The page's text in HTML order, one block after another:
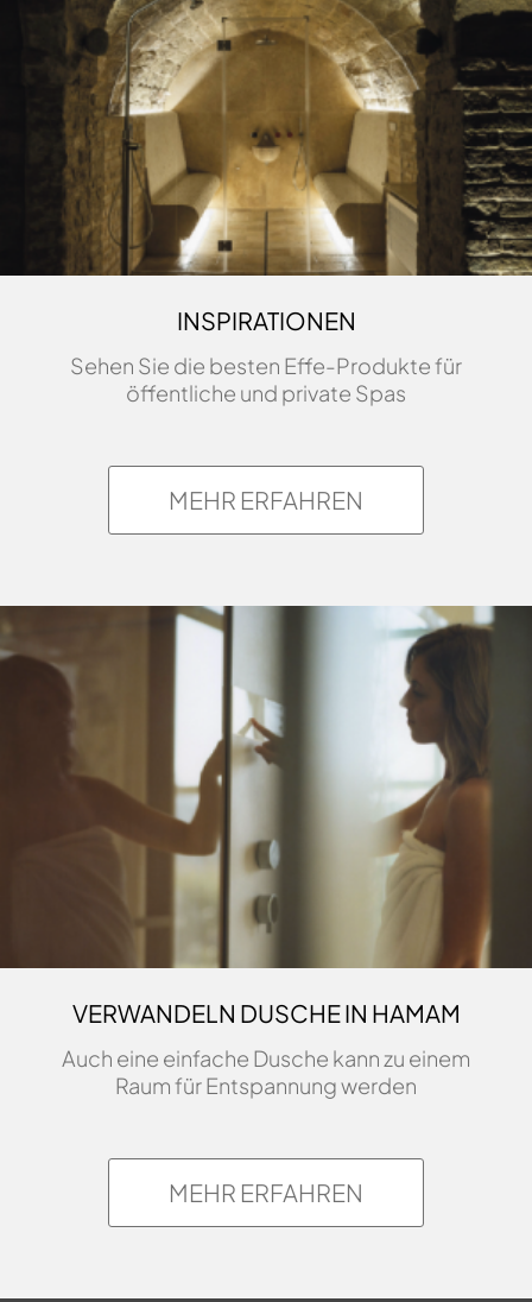
INSPIRATIONEN
Sehen Sie die besten Effe-Produkte für
öffentliche und private Spas
MEHR ERFAHREN
VERWANDELN DUSCHE IN HAMAM
Auch eine einfache Dusche kann zu einem
Raum für Entspannung werden
MEHR ERFAHREN